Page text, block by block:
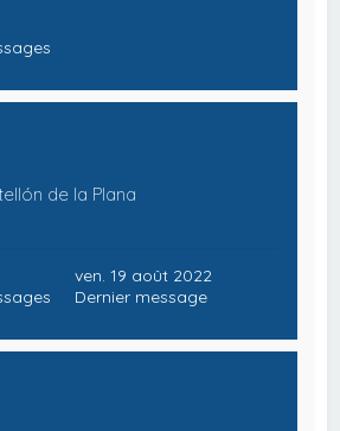
de la Plana
ven. 19 août 2022
Dernier message